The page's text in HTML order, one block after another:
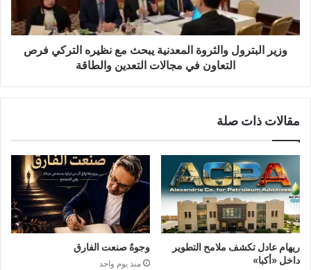
وزير البترول والثروة المعدنية يبحث مع نظيره التركي فرص
التعاون في مجالات التعدين والطاقة
مقالات ذات صلة
ريهام عادل تكشف ملامح التطوير
داخل «أكبا»
وجوهٌ صنعت الفارق
منذ يوم واحد